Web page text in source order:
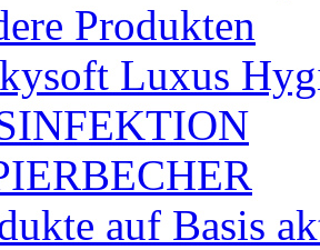
Produkten
Luxus
auf Basis